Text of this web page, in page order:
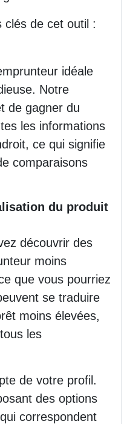
clés de cet outil :
idéale
Notre
de gagner du
les informations
ce qui signifie
comparaisons
du produit
découvrir des
moins
que vous pourriez
se traduire
moins élevées,
les
de votre profil.
des options
correspondent